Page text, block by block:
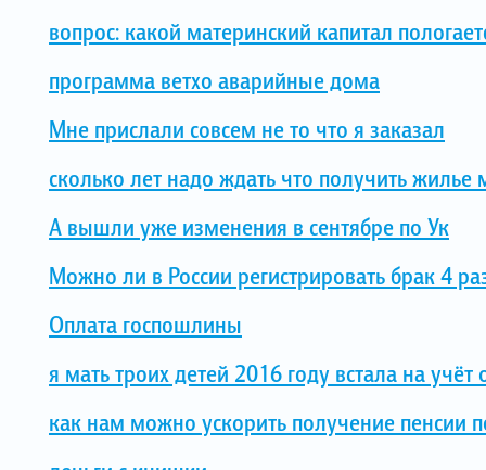
вопрос: какой материнский капитал
программа ветхо аварийные дома
Мне прислали совсем не то что я заказал
сколько лет надо ждать что получить жилье
А вышли уже изменения в сентябре по Ук
Можно ли в России регистрировать брак 4
Оплата госпошлины
я мать троих детей 2016 году встала на
как нам можно ускорить получение пенсии